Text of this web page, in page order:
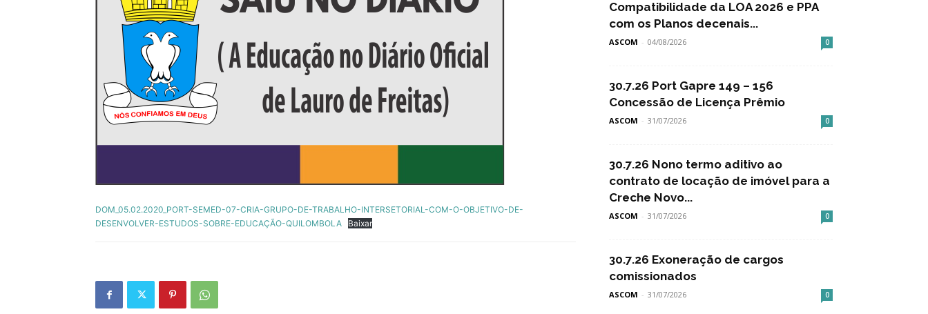
DOM_05.02.2020_PORT-SEMED-07-CRIA-GRUPO-DE-TRABALHO-INTERSETORIAL-COM-O-OBJETIVO-DE-
DESENVOLVER-ESTUDOS-SOBRE-EDUCAÇÃO-QUILOMBOLA
Baixar
Compatibilidade da LOA 2026 e PPA
com os Planos decenais...
ASCOM - 04/08/2026 0
30.7.26 Port Gapre 149 – 156
Concessão de Licença Prêmio
ASCOM - 31/07/2026 0
30.7.26 Nono termo aditivo ao
contrato de locação de imóvel para a
Creche Novo...
ASCOM - 31/07/2026 0
30.7.26 Exoneração de cargos
comissionados
ASCOM - 31/07/2026 0